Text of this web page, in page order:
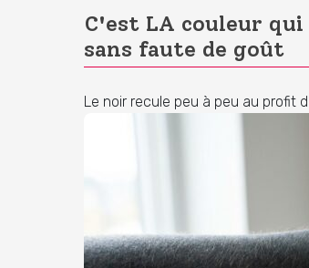
C'est LA couleur
sans faute de goût
Le noir recule peu à peu au profit